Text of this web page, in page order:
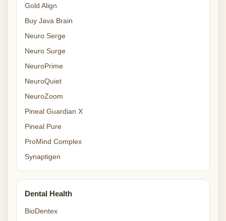
Gold Align
Buy Java Brain
Neuro Serge
Neuro Surge
NeuroPrime
NeuroQuiet
NeuroZoom
Pineal Guardian X
Pineal Pure
ProMind Complex
Synaptigen
Dental Health
BioDentex